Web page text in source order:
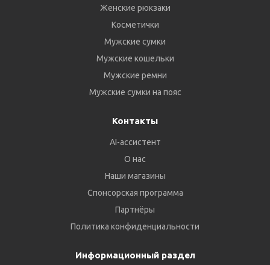
Женские рюкзаки
Косметички
Мужские сумки
Мужские кошельки
Мужские ремни
Мужские сумки на пояс
Контакты
AI-ассистент
О нас
Наши магазины
Спонсорская программа
Партнёры
Политика конфиденциальности
Информационный раздел